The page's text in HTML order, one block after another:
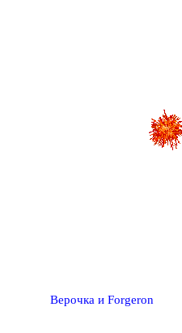
Верочка и Forgeron